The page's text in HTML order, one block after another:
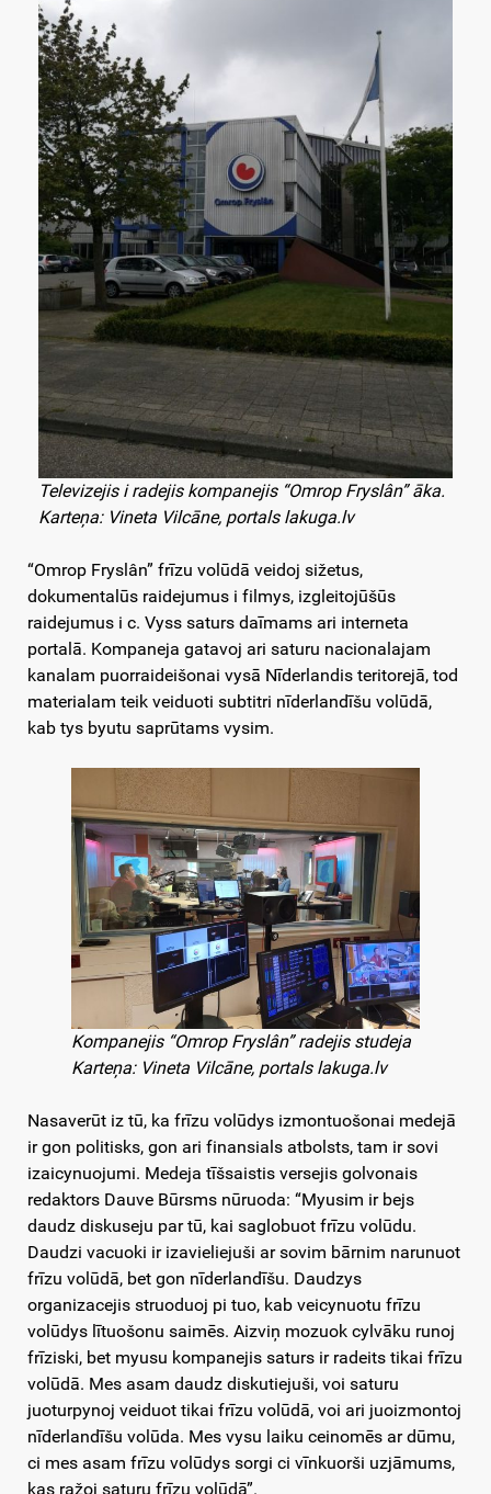
Televizejis i radejis kompanejis “Omrop Fryslân” āka.
Karteņa: Vineta Vilcāne, portals lakuga.lv
“Omrop Fryslân” frīzu volūdā veidoj sižetus,
dokumentalūs raidejumus i filmys, izgleitojūšūs
raidejumus i c. Vyss saturs daīmams ari interneta
portalā. Kompaneja gatavoj ari saturu nacionalajam
kanalam puorraideišonai vysā Nīderlandis teritorejā, tod
materialam teik veiduoti subtitri nīderlandīšu volūdā,
kab tys byutu saprūtams vysim.
Kompanejis “Omrop Fryslân” radejis studeja
Karteņa: Vineta Vilcāne, portals lakuga.lv
Nasaverūt iz tū, ka frīzu volūdys izmontuošonai medejā
ir gon politisks, gon ari finansials atbolsts, tam ir sovi
izaicynuojumi. Medeja tīšsaistis versejis golvonais
redaktors Dauve Būrsms nūruoda: “Myusim ir bejs
daudz diskuseju par tū, kai saglobuot frīzu volūdu.
Daudzi vacuoki ir izavieliejuši ar sovim bārnim narunuot
frīzu volūdā, bet gon nīderlandīšu. Daudzys
organizacejis struoduoj pi tuo, kab veicynuotu frīzu
volūdys lītuošonu saimēs. Aizviņ mozuok cylvāku runoj
frīziski, bet myusu kompanejis saturs ir radeits tikai frīzu
volūdā. Mes asam daudz diskutiejuši, voi saturu
juoturpynoj veiduot tikai frīzu volūdā, voi ari juoizmontoj
nīderlandīšu volūda. Mes vysu laiku ceinomēs ar dūmu,
ci mes asam frīzu volūdys sorgi ci vīnkuorši uzjāmums,
kas ražoj saturu frīzu volūdā”.